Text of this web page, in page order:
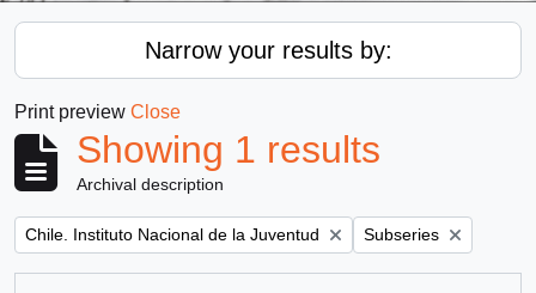
Narrow your results by:
Print preview Close
Showing 1 results
Archival description
Remove filter:
Chile. Instituto Nacional de la Juventud Remove filter:
Subseries